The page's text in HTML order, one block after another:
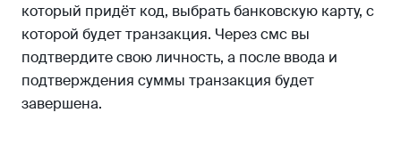
который придёт код, выбрать банковскую карту, с
которой будет транзакция. Через смс вы
подтвердите свою личность, а после ввода и
подтверждения суммы транзакция будет
завершена.